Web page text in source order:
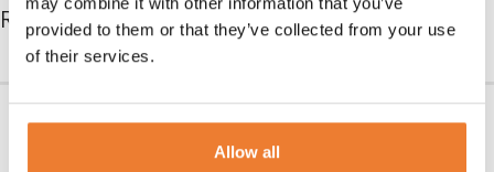
provided to them or that they’ve collected from your use
of their services.
Allow all
RELATERADE PRODUKTER
Värmehäll elektrisk Chafingdish med elvärme